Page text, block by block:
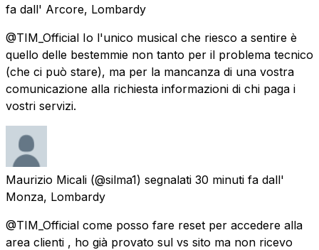
fa dall' Arcore, Lombardy
@TIM_Official Io l'unico musical che riesco a sentire è
quello delle bestemmie non tanto per il problema tecnico
(che ci può stare), ma per la mancanza di una vostra
comunicazione alla richiesta informazioni di chi paga i
vostri servizi.
Maurizio Micali (@silma1) segnalati 30 minuti fa dall'
Monza, Lombardy
@TIM_Official come posso fare reset per accedere alla
area clienti , ho già provato sul vs sito ma non ricevo